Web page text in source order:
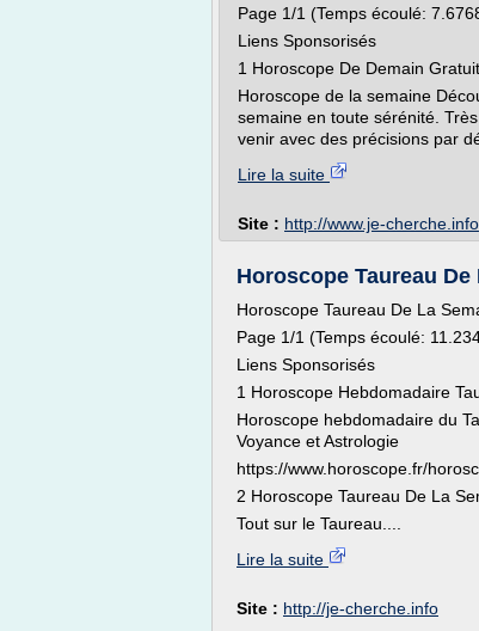
Page 1/1 (Temps écoulé:
Liens Sponsorisés
1 Horoscope De Demain
Horoscope de la semaine
semaine en toute sérénité.
venir avec des précisions par
Lire la suite
Site : http://www.je-cherche.info
Horoscope Taureau
Horoscope Taureau De La
Page 1/1 (Temps écoulé:
Liens Sponsorisés
1 Horoscope Hebdomadaire
Horoscope hebdomadaire du
Voyance et Astrologie
https://www.horoscope.fr/
2 Horoscope Taureau De La
Tout sur le Taureau....
Lire la suite
Site : http://je-cherche.info